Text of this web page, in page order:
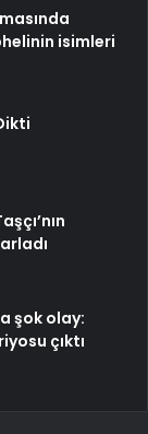
isimleri
şok olay:
çıktı